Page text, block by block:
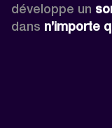
développe un
dans n’importe